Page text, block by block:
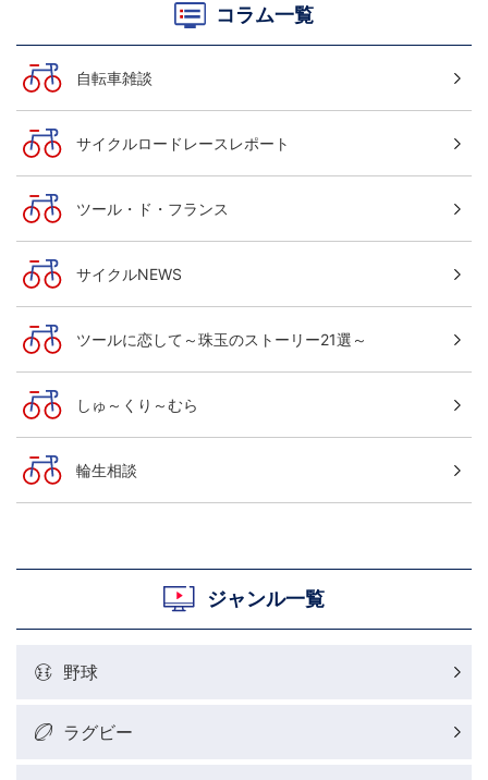
コラム一覧
自転車雑談
サイクルロードレースレポート
ツール・ド・フランス
サイクルNEWS
ツールに恋して～珠玉のストーリー21選～
しゅ～くり～むら
輪生相談
ジャンル一覧
野球
ラグビー